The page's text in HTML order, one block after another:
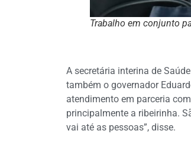
Trabalho em conjunto
A secretária interina de
também o governador
atendimento em parceria
principalmente a ribeirinha.
vai até as pessoas”, disse.